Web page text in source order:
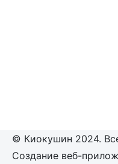
© Киокушин 2024.
Создание веб-